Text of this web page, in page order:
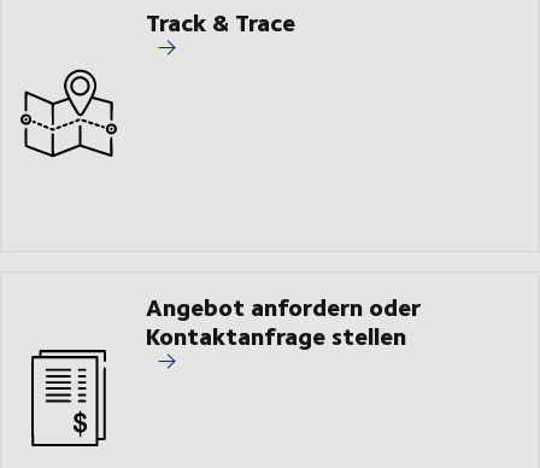
Track & Trace
Angebot anfordern oder
Kontaktanfrage stellen